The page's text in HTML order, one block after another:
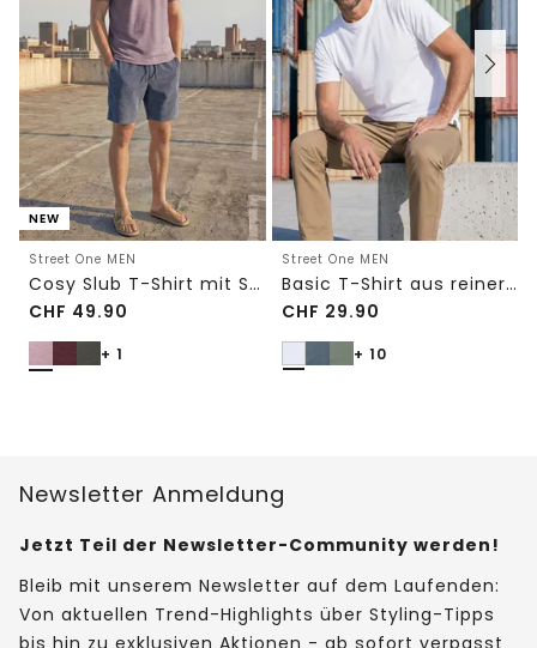
NEW
Street One MEN
Cosy Slub T-Shirt mit Struktur
CHF 49.90
+ 1
Street One MEN
Basic T-Shirt aus reiner Baumwolle
CHF 29.90
+ 10
Newsletter Anmeldung
Jetzt Teil der Newsletter-Community werden!
Bleib mit unserem Newsletter auf dem Laufenden:
Von aktuellen Trend-Highlights über Styling-Tipps